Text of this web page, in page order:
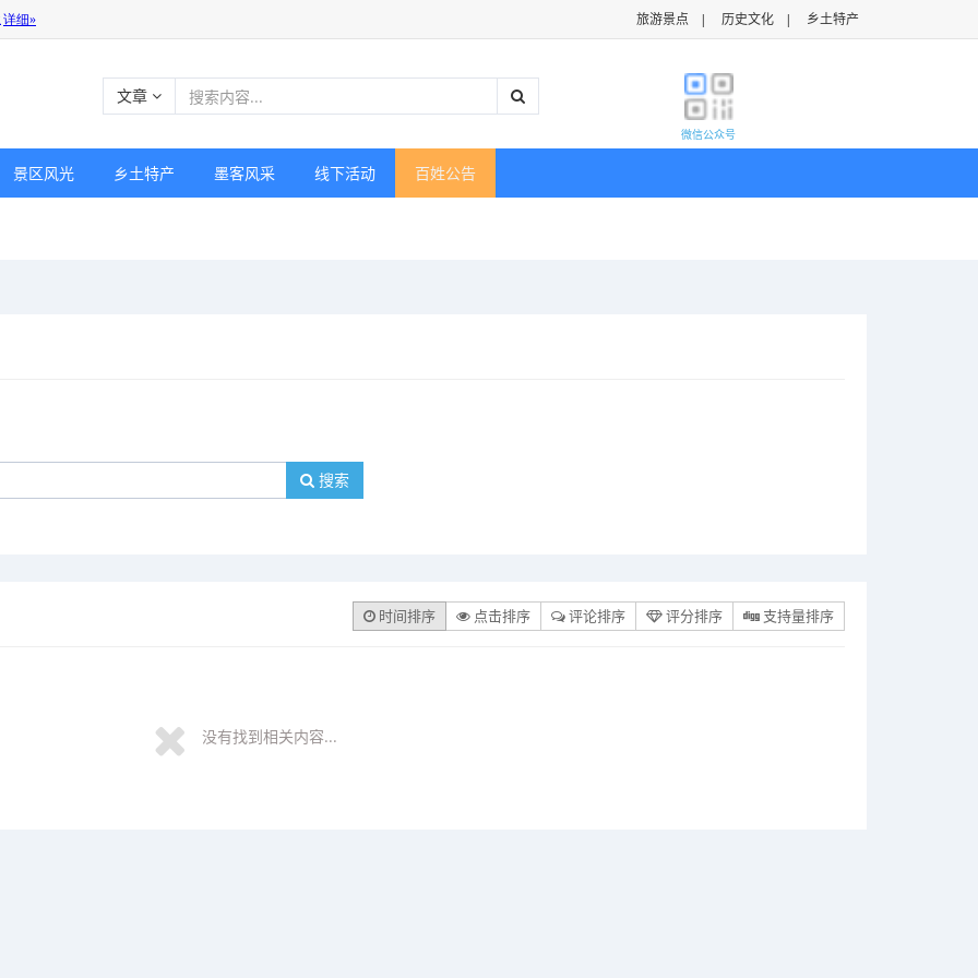
旅游景点 | 历史文化 | 乡土特产
文章
微信公众号
景区风光 乡土特产 墨客风采 线下活动 百姓公告
搜索
时间排序 点击排序 评论排序 评分排序 支持量排序
没有找到相关内容...